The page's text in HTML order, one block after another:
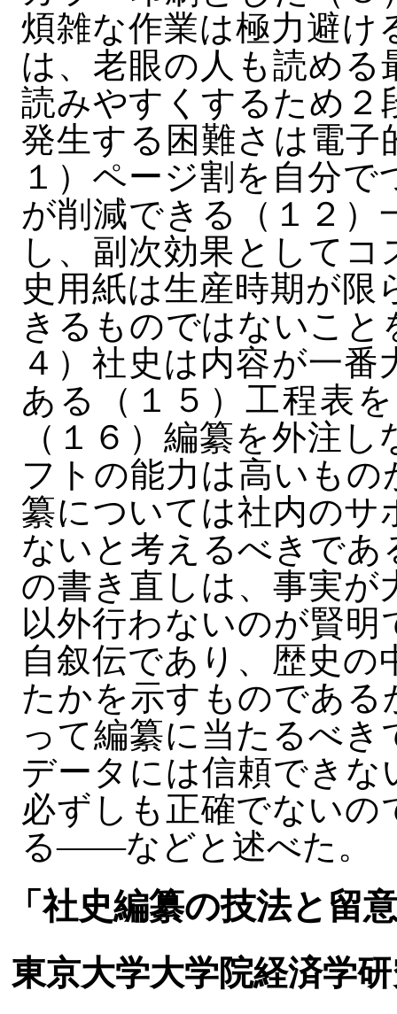
煩雑な作業は極力避け
は、老眼の人も読め
読みやすくするため２
発生する困難さは電子
１）ページ割を自分
が削減できる（１２
し、副次効果として
史用紙は生産時期が
きるものではないこ
４）社史は内容が一
ある（１５）工程表
（１６）編纂を外注
フトの能力は高いも
纂については社内のサ
ないと考えるべきで
の書き直しは、事実が
以外行わないのが賢
自叙伝であり、歴史
たかを示すものであ
って編纂に当たるべ
データには信頼でき
必ずしも正確でない
る――などと述べた。
「社史編纂の技法と
東京大学大学院経済学